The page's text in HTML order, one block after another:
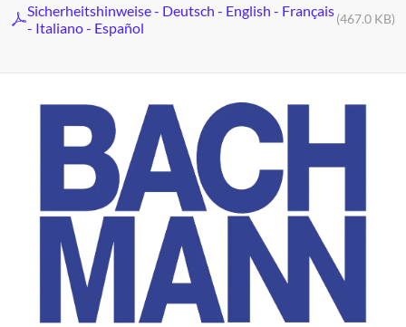
Sicherheitshinweise - Deutsch - English - Français
- Italiano - Español
(467.0 KB)